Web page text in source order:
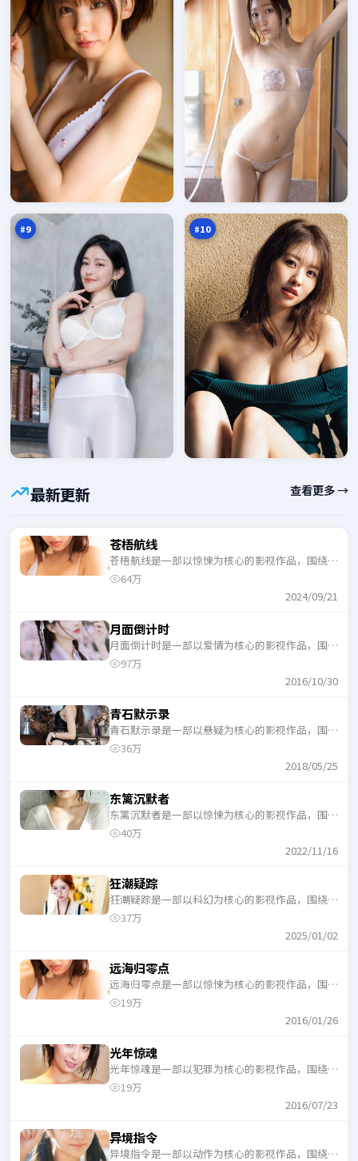
#9
双
围
猎
93
万
#10
月
面
疑
踪
93
万
最新更新 查看更多 →
苍梧航线
苍梧航线是一部以惊悚为核心的影视作品，围绕危
机、反转与人物成长展开，整体节奏紧凑，适合一
64万
2024/09/21
月面倒计时
月面倒计时是一部以爱情为核心的影视作品，围绕
危机、反转与人物成长展开，整体节奏紧凑，适合
97万
2016/10/30
青石默示录
青石默示录是一部以悬疑为核心的影视作品，围绕
危机、反转与人物成长展开，整体节奏紧凑，适合
36万
2018/05/25
东篱沉默者
东篱沉默者是一部以惊悚为核心的影视作品，围绕
危机、反转与人物成长展开，整体节奏紧凑，适合
40万
2022/11/16
狂潮疑踪
狂潮疑踪是一部以科幻为核心的影视作品，围绕危
机、反转与人物成长展开，整体节奏紧凑，适合一
37万
2025/01/02
远海归零点
远海归零点是一部以惊悚为核心的影视作品，围绕
危机、反转与人物成长展开，整体节奏紧凑，适合
19万
2016/01/26
光年惊魂
光年惊魂是一部以犯罪为核心的影视作品，围绕危
机、反转与人物成长展开，整体节奏紧凑，适合一
19万
2016/07/23
异境指令
异境指令是一部以动作为核心的影视作品，围绕危